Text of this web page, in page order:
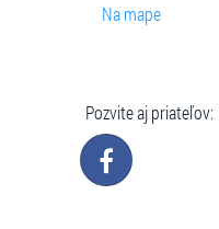
Na mape
Pozvite aj priateľov: